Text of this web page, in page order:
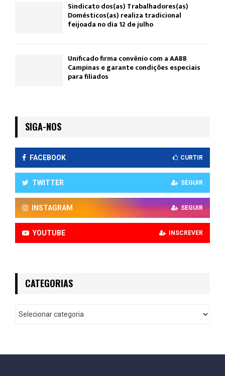
Sindicato dos(as) Trabalhadores(as)
Domésticos(as) realiza tradicional
feijoada no dia 12 de julho
Unificado firma convênio com a AABB
Campinas e garante condições especiais
para filiados
SIGA-NOS
FACEBOOK CURTIR
TWITTER SEGUIR
INSTAGRAM SEGUIR
YOUTUBE INSCREVER
CATEGORIAS